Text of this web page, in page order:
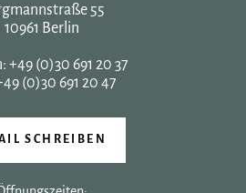
55
10961 Berlin
+49 (0)30 691 20 37
(0)30 691 20 47
SCHREIBEN